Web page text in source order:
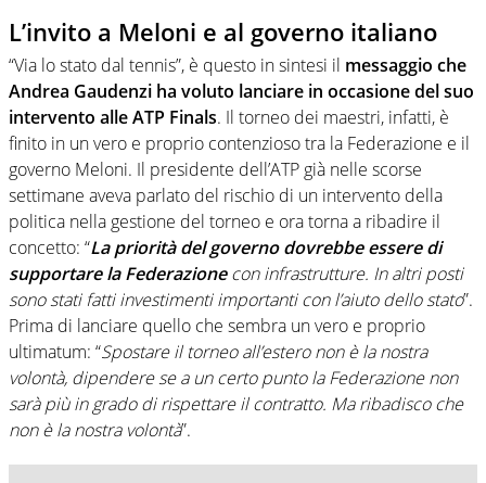
L’invito a Meloni e al governo italiano
“Via lo stato dal tennis”, è questo in sintesi il messaggio che
Andrea Gaudenzi ha voluto lanciare in occasione del suo
intervento alle ATP Finals. Il torneo dei maestri, infatti, è
finito in un vero e proprio contenzioso tra la Federazione e il
governo Meloni. Il presidente dell’ATP già nelle scorse
settimane aveva parlato del rischio di un intervento della
politica nella gestione del torneo e ora torna a ribadire il
concetto: “La priorità del governo dovrebbe essere di
supportare la Federazionecon infrastrutture. In altri posti
sono stati fatti investimenti importanti con l’aiuto dello stato”.
Prima di lanciare quello che sembra un vero e proprio
ultimatum: “Spostare il torneo all’estero non è la nostra
volontà, dipendere se a un certo punto la Federazione non
sarà più in grado di rispettare il contratto. Ma ribadisco che
non è la nostra volontà”.